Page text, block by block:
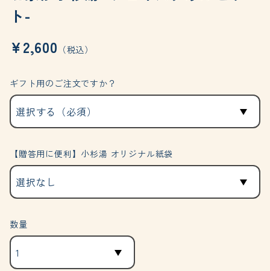
ト-
¥2,600 （税込）
ギフト用のご注文ですか？
【贈答用に便利】小杉湯 オリジナル紙袋
数量